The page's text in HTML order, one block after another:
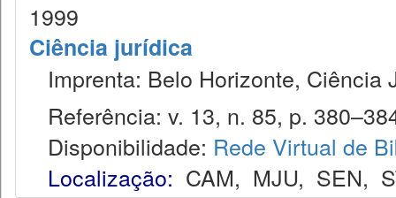
1999
Ciência jurídica
Imprenta: Belo Horizonte, Ciência
Referência: v. 13, n. 85, p.
Disponibilidade: Rede Virtual de
Localização: CAM, MJU, SEN,